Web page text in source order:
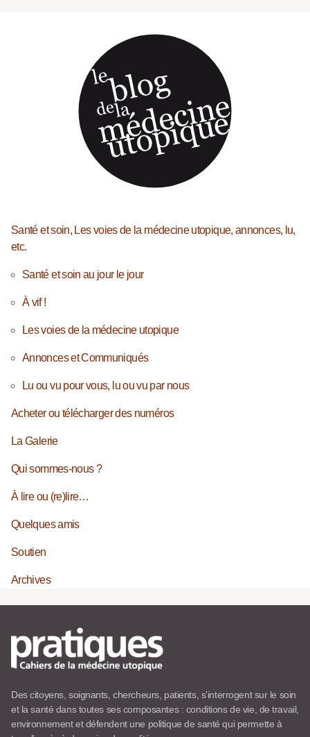
Santé et soin, Les voies de la médecine utopique, annonces, lu,
etc.
Santé et soin au jour le jour
À vif !
Les voies de la médecine utopique
Annonces et Communiqués
Lu ou vu pour vous, lu ou vu par nous
Acheter ou télécharger des numéros
La Galerie
Qui sommes-nous ?
À lire ou (re)lire…
Quelques amis
Soutien
Archives
Des citoyens, soignants, chercheurs, patients, s’interrogent sur le soin
et la santé dans toutes ses composantes : conditions de vie, de travail,
environnement et défendent une politique de santé qui permette à